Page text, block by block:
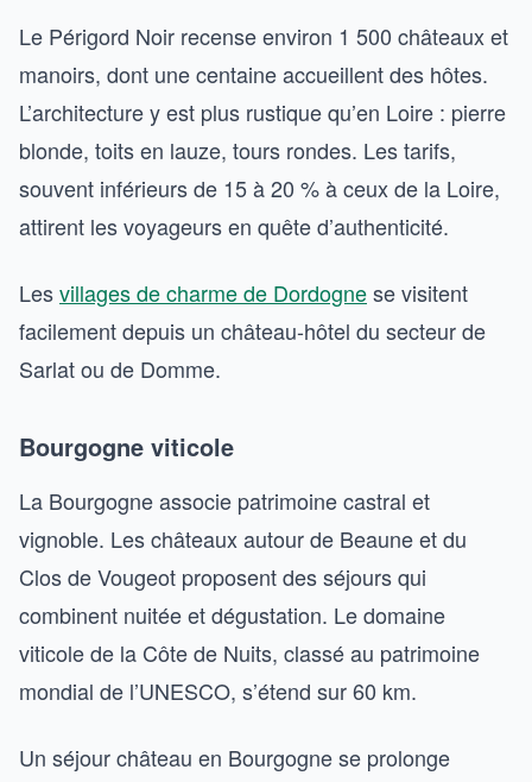
Le Périgord Noir recense environ 1 500 châteaux et
manoirs, dont une centaine accueillent des hôtes.
L’architecture y est plus rustique qu’en Loire : pierre
blonde, toits en lauze, tours rondes. Les tarifs,
souvent inférieurs de 15 à 20 % à ceux de la Loire,
attirent les voyageurs en quête d’authenticité.
Lesvillages de charme de Dordognese visitent
facilement depuis un château-hôtel du secteur de
Sarlat ou de Domme.
Bourgogne viticole
La Bourgogne associe patrimoine castral et
vignoble. Les châteaux autour de Beaune et du
Clos de Vougeot proposent des séjours qui
combinent nuitée et dégustation. Le domaine
viticole de la Côte de Nuits, classé au patrimoine
mondial de l’UNESCO, s’étend sur 60 km.
Un séjour château en Bourgogne se prolonge